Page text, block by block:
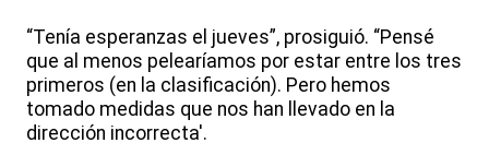
“Tenía esperanzas el jueves”, prosiguió. “Pensé
que al menos pelearíamos por estar entre los tres
primeros (en la clasificación). Pero hemos
tomado medidas que nos han llevado en la
dirección incorrecta'.